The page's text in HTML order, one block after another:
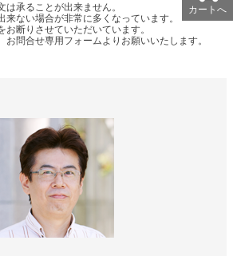
承ることが出来ません。
ない場合が非常に多くなっています。
断りさせていただいています。
問合せ専用フォームよりお願いいたします。
カートへ